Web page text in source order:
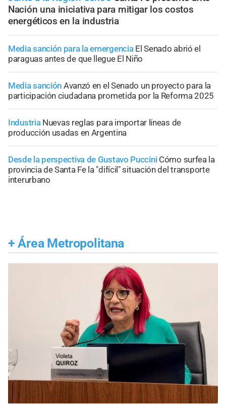
Nación una iniciativa para mitigar los costos
energéticos en la industria
Media sanción para la emergencia El Senado abrió el
paraguas antes de que llegue El Niño
Media sanción Avanzó en el Senado un proyecto para la
participación ciudadana prometida por la Reforma 2025
Industria Nuevas reglas para importar líneas de
producción usadas en Argentina
Desde la perspectiva de Gustavo Puccini Cómo surfea la
provincia de Santa Fe la "difícil" situación del transporte
interurbano
+ Área Metropolitana